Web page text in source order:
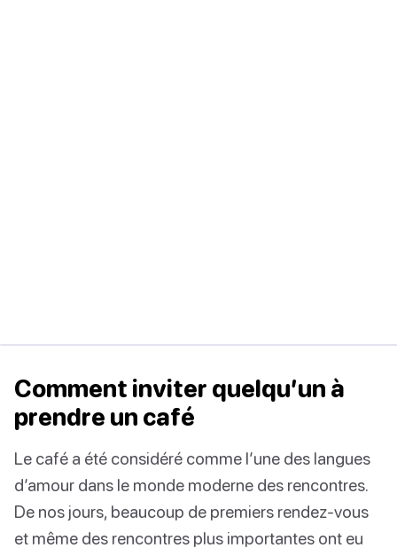
Comment inviter quelqu’un à
prendre un café
Le café a été considéré comme l’une des langues
d’amour dans le monde moderne des rencontres.
De nos jours, beaucoup de premiers rendez-vous
et même des rencontres plus importantes ont eu